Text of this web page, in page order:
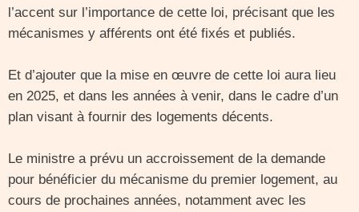
l’accent sur l’importance de cette loi, précisant que les
mécanismes y afférents ont été fixés et publiés.
Et d’ajouter que la mise en œuvre de cette loi aura lieu
en 2025, et dans les années à venir, dans le cadre d’un
plan visant à fournir des logements décents.
Le ministre a prévu un accroissement de la demande
pour bénéficier du mécanisme du premier logement, au
cours de prochaines années, notamment avec les